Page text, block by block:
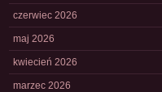
czerwiec 2026
maj 2026
kwiecień 2026
marzec 2026